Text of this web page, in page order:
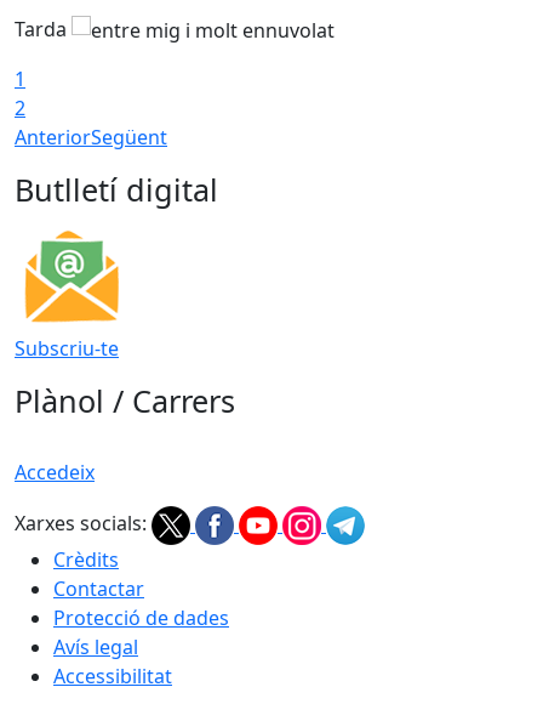
Tarda
1
2
AnteriorSegüent
Butlletí digital
Subscriu-te
Plànol / Carrers
Accedeix
Xarxes socials:
Crèdits
Contactar
Protecció de dades
Avís legal
Accessibilitat